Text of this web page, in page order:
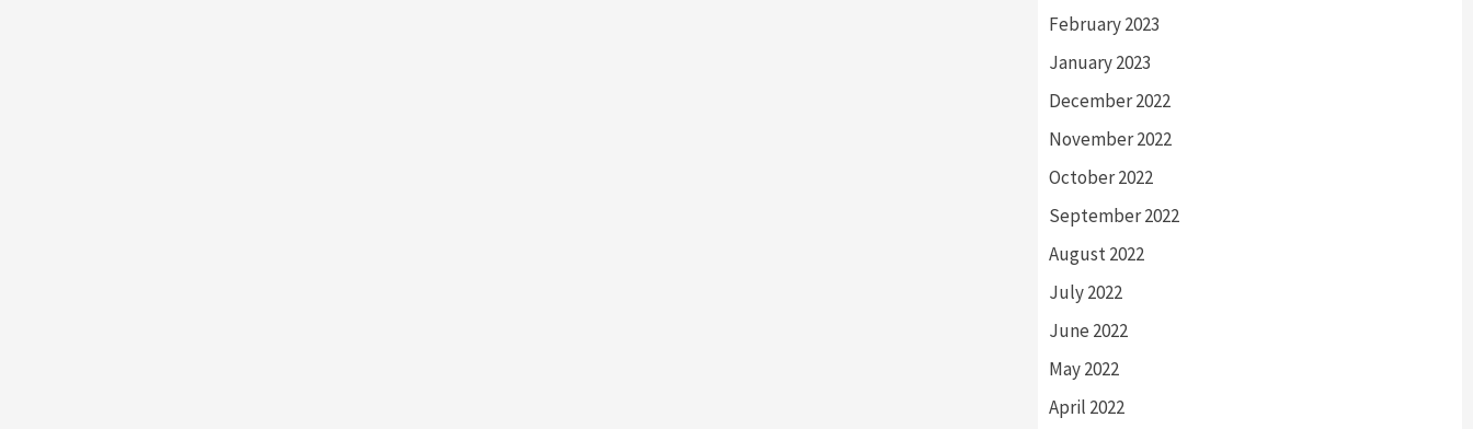
February 2023
January 2023
December 2022
November 2022
October 2022
September 2022
August 2022
July 2022
June 2022
May 2022
April 2022